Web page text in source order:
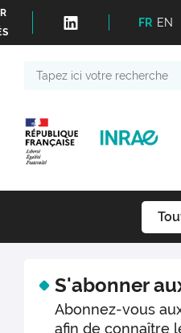
FR EN
S'abonner
Abonnez-vous
afin de connaître